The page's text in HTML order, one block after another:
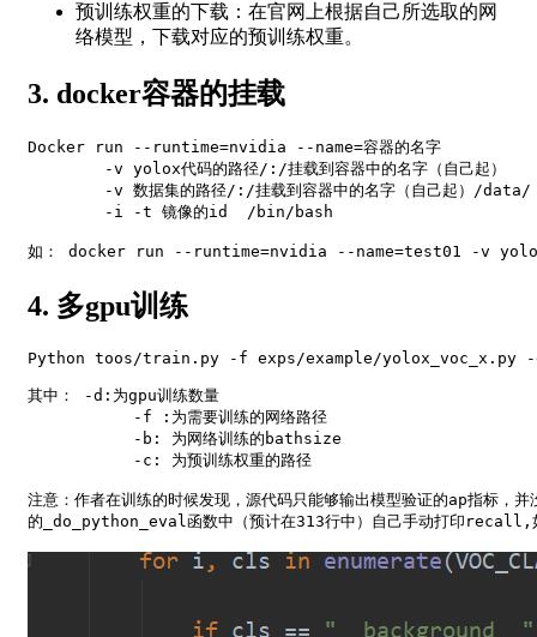
预训练权重的下载：在官网上根据自己所选取的网
络模型，下载对应的预训练权重。
3. docker容器的挂载
Docker run --runtime=nvidia --name=容器的名字
4. 多gpu训练
Python toos/train.py -f exps/example/
其中： -d:为gpu训练数量
注意：作者在训练的时候发现，源代码只能够输出模型验证的ap